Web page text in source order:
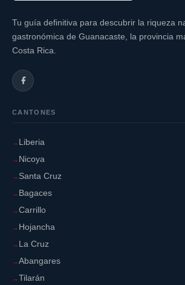
Tu guía definitiva para descubrir la riqueza
gastronómica de Guanacaste, la provincia
Costa Rica.
CANTONES
Liberia
Nicoya
Santa Cruz
Bagaces
Carrillo
Hojancha
La Cruz
Abangares
Tilarán